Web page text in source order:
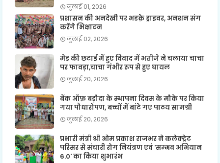
जुलाई 01, 2026
प्रशासन की अनदेखी पर भडक़े ड्राइवर, अनशन संग
करेंगे भिक्षाटन
जुलाई 02, 2026
मेड की छटाई में हुए विवाद में भतीजे ने चलाया चाचा
पर फावड़ा,चाचा गंभीर रूप से हुए घायल
जुलाई 20, 2026
बैंक ऑफ़ बड़ौदा के स्थापना दिवस के मौके पर किया
गया पौधारोपण, बच्चों में बांटे गए पाठय सामग्री
जुलाई 20, 2026
प्रभारी मंत्री श्री ओम प्रकाश राजभर ने कलेक्ट्रेट
परिसर से संचारी रोग नियंत्रण एवं 'सम्भव अभियान
6.0' का किया शुभारंभ